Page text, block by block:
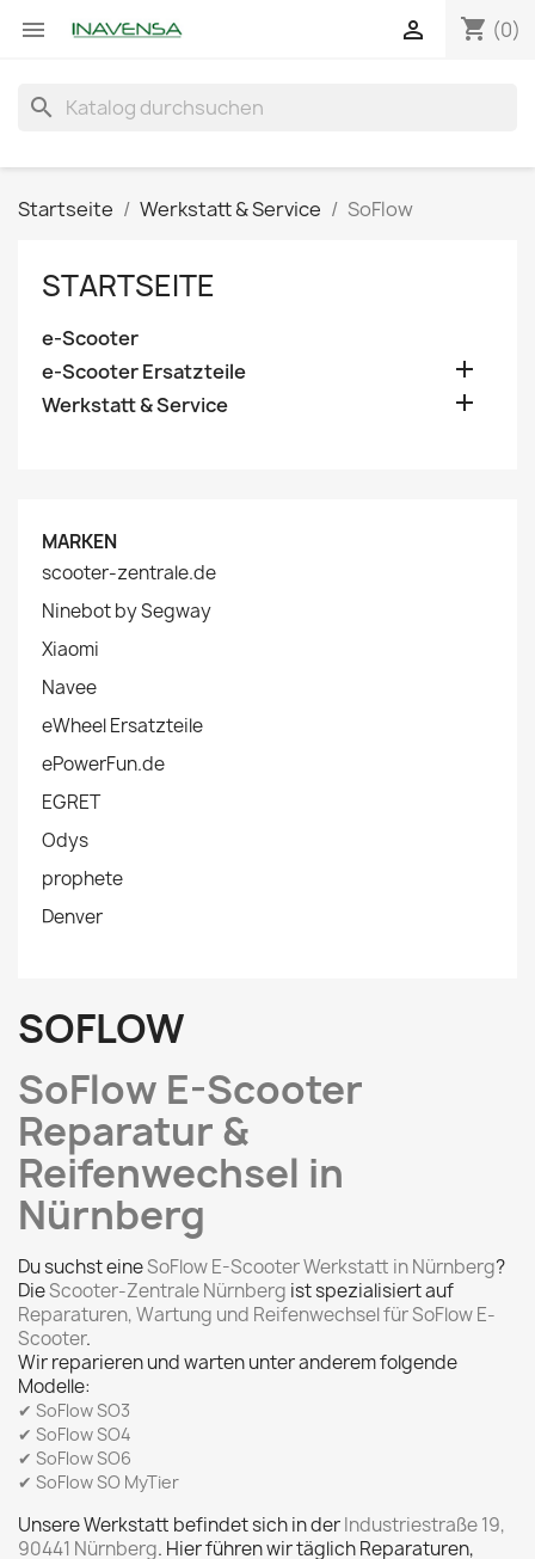
 shopping_cart (0)

search
Startseite Werkstatt & Service SoFlow
STARTSEITE
e-Scooter
e-Scooter Ersatzteile

Werkstatt & Service 
MARKEN
scooter-zentrale.de
Ninebot by Segway
Xiaomi
Navee
eWheel Ersatzteile
ePowerFun.de
EGRET
Odys
prophete
Denver
SOFLOW
SoFlow E-Scooter
Reparatur &
Reifenwechsel in
Nürnberg
Du suchst eineSoFlow E-Scooter Werkstatt in Nürnberg?
DieScooter-Zentrale Nürnberg ist spezialisiert auf
Reparaturen, Wartung und Reifenwechsel für SoFlow E-
Scooter.
Wir reparieren und warten unter anderem folgende
Modelle:
✔ SoFlow SO3
✔ SoFlow SO4
✔ SoFlow SO6
✔ SoFlow SO MyTier
Unsere Werkstatt befindet sich in derIndustriestraße 19,
90441 Nürnberg. Hier führen wir täglich Reparaturen,